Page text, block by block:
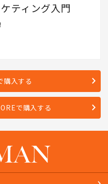
ティング入門
入する
で購入する